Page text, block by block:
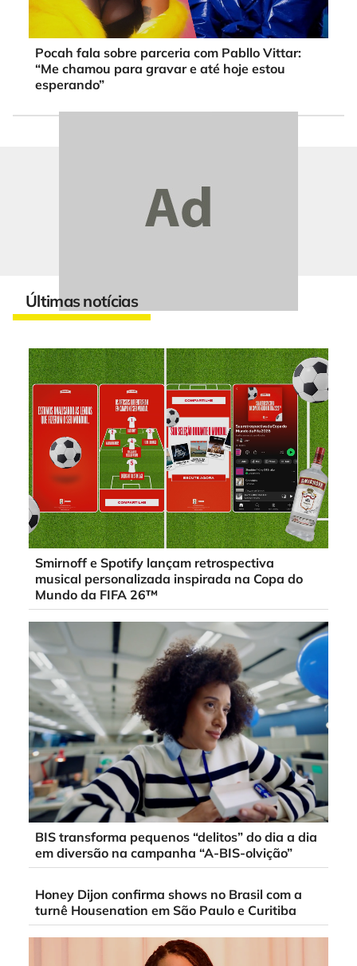
Pocah fala sobre parceria com Pabllo Vittar:
“Me chamou para gravar e até hoje estou
esperando”
Últimas notícias
Smirnoff e Spotify lançam retrospectiva
musical personalizada inspirada na Copa do
Mundo da FIFA 26™
BIS transforma pequenos “delitos” do dia a dia
em diversão na campanha “A-BIS-olvição”
Honey Dijon confirma shows no Brasil com a
turnê Housenation em São Paulo e Curitiba